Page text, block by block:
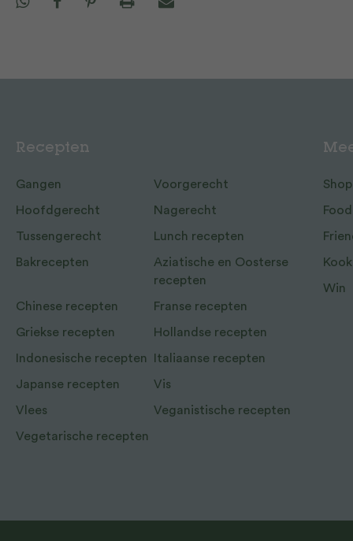
Recepten
Gangen Voorgerecht
Hoofdgerecht Nagerecht
Tussengerecht Lunch recepten
Bakrecepten
Aziatische en Oosterse
recepten
Chinese recepten Franse recepten
Griekse recepten Hollandse recepten
Indonesische recepten Italiaanse recepten
Japanse recepten Vis
Vlees Veganistische recepten
Vegetarische recepten
Shop
Win